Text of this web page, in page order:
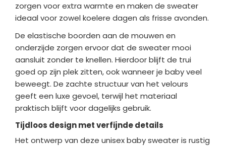
zorgen voor extra warmte en maken de sweater
ideaal voor zowel koelere dagen als frisse avonden.
De elastische boorden aan de mouwen en
onderzijde zorgen ervoor dat de sweater mooi
aansluit zonder te knellen. Hierdoor blijft de trui
goed op zijn plek zitten, ook wanneer je baby veel
beweegt. De zachte structuur van het velours
geeft een luxe gevoel, terwijl het materiaal
praktisch blijft voor dagelijks gebruik.
Tijdloos design met verfijnde details
Het ontwerp van deze unisex baby sweater is rustig